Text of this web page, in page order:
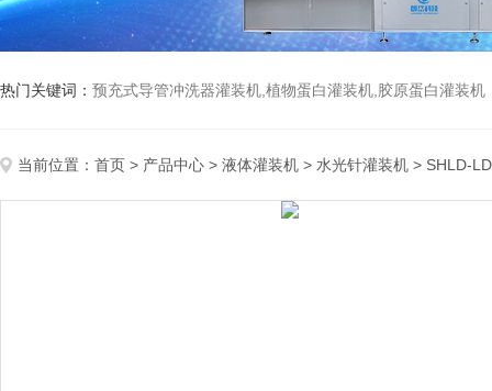
热门关键词： 预充式导管冲洗器灌装机,植物蛋白灌装机,胶原蛋白灌装机
当前位置： 首页 > 产品中心 > 液体灌装机 > 水光针灌装机 > SHLD-